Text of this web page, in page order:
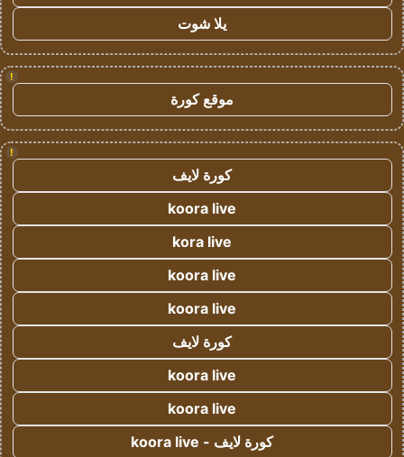
يلا شوت
!
موقع كورة
!
كورة لايف
koora live
kora live
koora live
koora live
كورة لايف
koora live
koora live
كورة لايف - koora live